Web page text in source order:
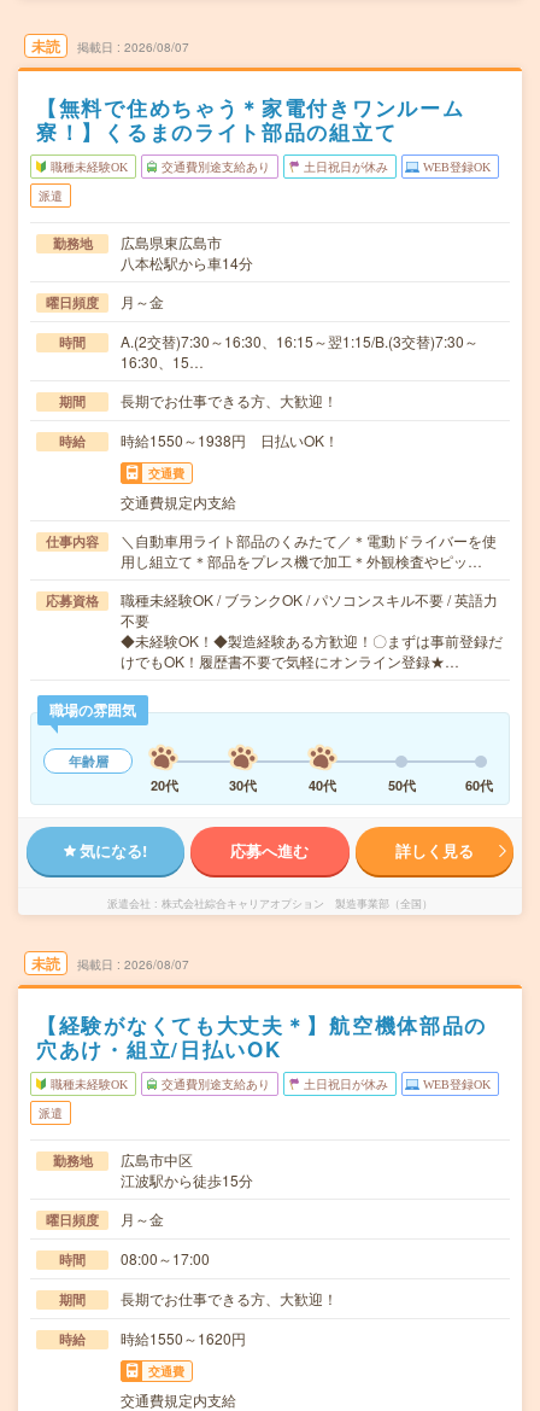
未読 掲載日 2026/08/07
【無料で住めちゃう＊家電付きワンルーム
寮！】くるまのライト部品の組立て
職種未経験OK 交通費別途支給あり 土日祝日が休み WEB登録OK
派遣
勤務地
広島県東広島市
八本松駅から車14分
曜日頻度 月～金
時間
A.(2交替)7:30～16:30、16:15～翌1:15/B.(3交替)7:30～
16:30、15…
期間 長期でお仕事できる方、大歓迎！
時給 時給1550～1938円 日払いOK！
交通費
交通費規定内支給
仕事内容
＼自動車用ライト部品のくみたて／＊電動ドライバーを使
用し組立て＊部品をプレス機で加工＊外観検査やピッ…
応募資格
職種未経験OK / ブランクOK / パソコンスキル不要 / 英語力
不要
◆未経験OK！◆製造経験ある方歓迎！〇まずは事前登録だ
けでもOK！履歴書不要で気軽にオンライン登録★…
職場の雰囲気
年齢層
20代
30代 40代 50代 60代
気になる! 応募へ進む 詳しく見る
派遣会社 株式会社綜合キャリアオプション 製造事業部（全国）
未読 掲載日 2026/08/07
【経験がなくても大丈夫＊】航空機体部品の
穴あけ・組立/日払いOK
職種未経験OK 交通費別途支給あり 土日祝日が休み WEB登録OK
派遣
勤務地
広島市中区
江波駅から徒歩15分
曜日頻度 月～金
時間 08:00～17:00
期間 長期でお仕事できる方、大歓迎！
時給 時給1550～1620円
交通費
交通費規定内支給